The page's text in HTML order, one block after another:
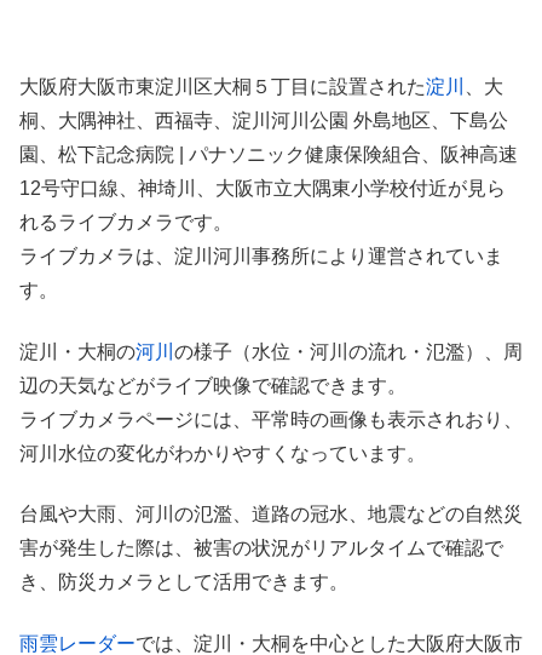
大阪府大阪市東淀川区大桐５丁目に設置された淀川
、大
桐、大隅神社、西福寺、淀川河川公園 外島地区、下島公
園、松下記念病院 | パナソニック健康保険組合、阪神高速
12号守口線、神埼川、大阪市立大隅東小学校付近が見ら
れるライブカメラです。
ライブカメラは、淀川河川事務所により運営されていま
す。
淀川・大桐の河川 の様子（水位・河川の流れ・氾濫）、周
辺の天気などがライブ映像で確認できます。
ライブカメラページには、平常時の画像も表示されおり、
河川水位の変化がわかりやすくなっています。
台風や大雨、河川の氾濫、道路の冠水、地震などの自然災
害が発生した際は、被害の状況がリアルタイムで確認で
き、防災カメラとして活用できます。
雨雲レーダーでは、淀川・大桐を中心とした大阪府大阪市